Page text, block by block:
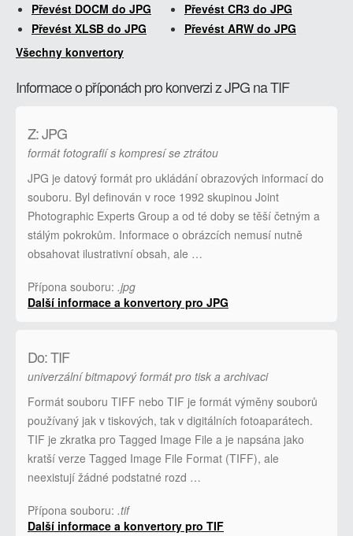
Převést DOCM do JPG
Převést CR3 do JPG
Převést XLSB do JPG
Převést ARW do JPG
Všechny konvertory
Informace o příponách pro konverzi z JPG na TIF
Z: JPG
formát fotografií s kompresí se ztrátou
JPG je datový formát pro ukládání obrazových informací do
souboru. Byl definován v roce 1992 skupinou Joint
Photographic Experts Group a od té doby se těší četným a
stálým pokrokům. Informace o obrázcích nemusí nutně
obsahovat ilustrativní obsah, ale …
Přípona souboru: .jpg
Další informace a konvertory pro JPG
Do: TIF
univerzální bitmapový formát pro tisk a archivaci
Formát souboru TIFF nebo TIF je formát výměny souborů
používaný jak v tiskových, tak v digitálních fotoaparátech.
TIF je zkratka pro Tagged Image File a je napsána jako
kratší verze Tagged Image File Format (TIFF), ale
neexistují žádné podstatné rozd …
Přípona souboru: .tif
Další informace a konvertory pro TIF